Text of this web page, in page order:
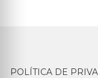
POLÍTICA DE